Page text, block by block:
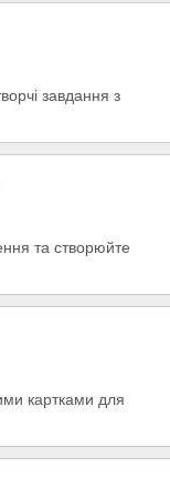
завдання з
та створюйте
картками для